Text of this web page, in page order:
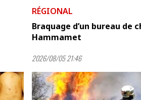
RÉGIONAL
Braquage d’un bureau de
Hammamet
2026/08/05 21:46